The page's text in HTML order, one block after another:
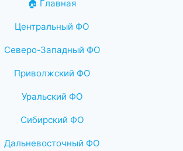
🏠 Главная
Центральный ФО
Северо-Западный ФО
Приволжский ФО
Уральский ФО
Сибирский ФО
Дальневосточный ФО